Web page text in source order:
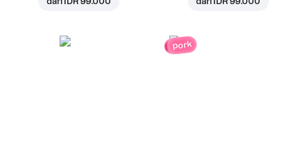
pork